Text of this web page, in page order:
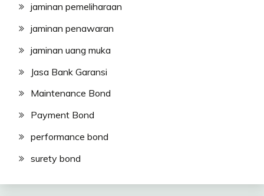
jaminan pemeliharaan
jaminan penawaran
jaminan uang muka
Jasa Bank Garansi
Maintenance Bond
Payment Bond
performance bond
surety bond